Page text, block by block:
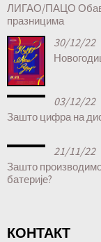
ЛИГАО/ПАЦО
празницима
30/12/22
03/12/22
Зашто цифра на
21/11/22
Зашто
батерије?
КОНТАКТ